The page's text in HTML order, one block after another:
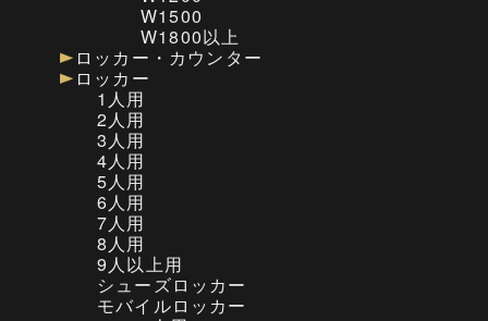
W1500
W1800以上
ロッカー・カウンター
ロッカー
1人用
2人用
3人用
4人用
5人用
6人用
7人用
8人用
9人以上用
シューズロッカー
モバイルロッカー